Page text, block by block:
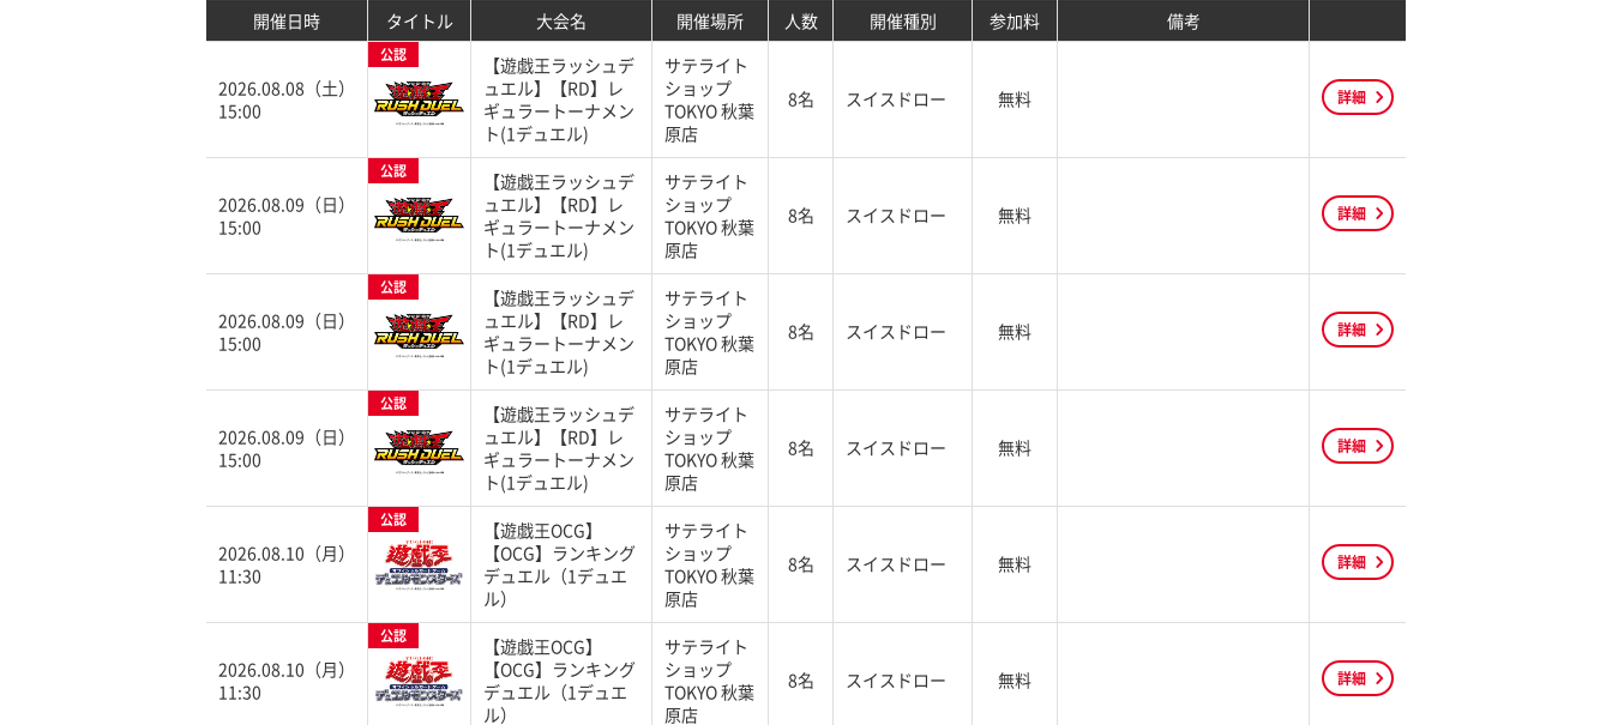
開催日時 タイトル 大会名 開催場所 人数 開催種別 参加料 備考
2026.08.08（土）
15:00
公認
【遊戯王ラッシュデ
ュエル】【RD】レ
ギュラートーナメン
ト(1デュエル)
サテライト
ショップ
TOKYO 秋葉
原店
8名 スイスドロー 無料 詳細
2026.08.09（日）
15:00
公認
【遊戯王ラッシュデ
ュエル】【RD】レ
ギュラートーナメン
ト(1デュエル)
サテライト
ショップ
TOKYO 秋葉
原店
8名 スイスドロー 無料 詳細
2026.08.09（日）
15:00
公認
【遊戯王ラッシュデ
ュエル】【RD】レ
ギュラートーナメン
ト(1デュエル)
サテライト
ショップ
TOKYO 秋葉
原店
8名 スイスドロー 無料 詳細
2026.08.09（日）
15:00
公認
【遊戯王ラッシュデ
ュエル】【RD】レ
ギュラートーナメン
ト(1デュエル)
サテライト
ショップ
TOKYO 秋葉
原店
8名 スイスドロー 無料 詳細
2026.08.10（月）
11:30
公認
【遊戯王OCG】
【OCG】ランキング
デュエル（1デュエ
ル）
サテライト
ショップ
TOKYO 秋葉
原店
8名 スイスドロー 無料 詳細
2026.08.10（月）
11:30
公認
【遊戯王OCG】
【OCG】ランキング
デュエル（1デュエ
ル）
サテライト
ショップ
TOKYO 秋葉
原店
8名 スイスドロー 無料 詳細